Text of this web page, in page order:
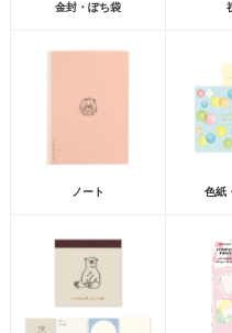
金封・ぽち袋
ノート 色紙